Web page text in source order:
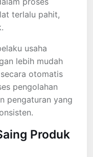
terlalu pahit,
usaha
lebih mudah
otomatis
pengolahan
pengaturan yang
Produk